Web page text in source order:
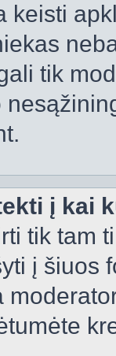
keisti
tik
į kai
tik tam
į šiuos